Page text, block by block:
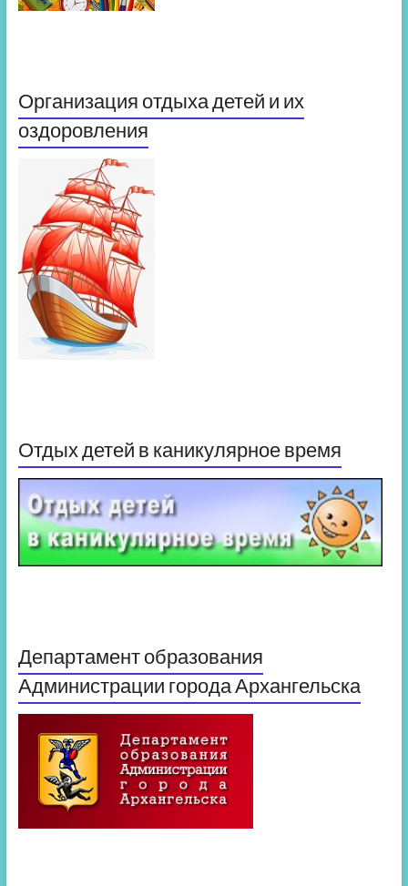
Организация отдыха детей и их
оздоровления
Отдых детей в каникулярное время
Департамент образования
Администрации города Архангельска